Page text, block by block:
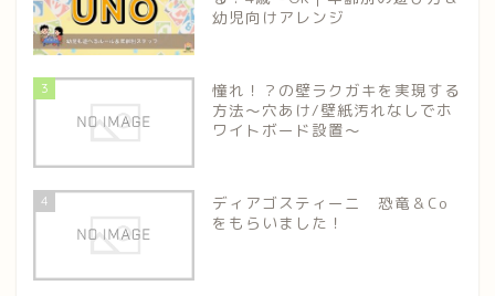
幼児向けアレンジ
3
憧れ！？の壁ラクガキを実現する
方法～穴あけ/壁紙汚れなしでホ
ワイトボード設置～
4
ディアゴスティーニ 恐竜＆Co
をもらいました！